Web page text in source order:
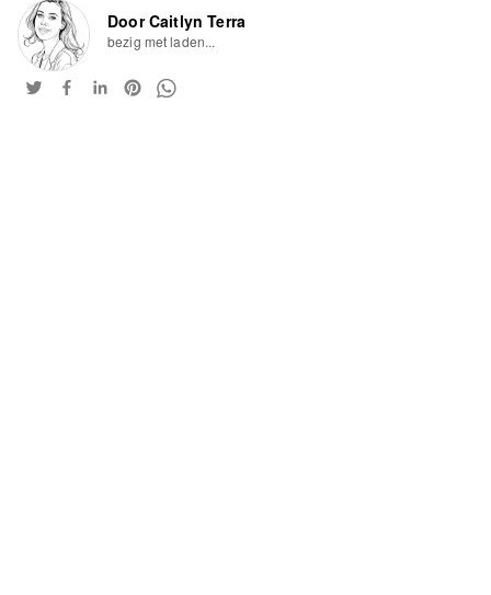
Door Caitlyn Terra
bezig met laden...